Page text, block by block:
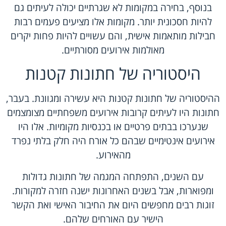
בנוסף, בחירה במקומות לא שגרתיים יכולה לעיתים גם
להיות חסכונית יותר. מקומות אלו מציעים פעמים רבות
חבילות מותאמות אישית, והם עשויים להיות פחות יקרים
מאולמות אירועים מסורתיים.
היסטוריה של חתונות קטנות
ההיסטוריה של חתונות קטנות היא עשירה ומגוונת. בעבר,
חתונות היו לעיתים קרובות אירועים משפחתיים מצומצמים
שנערכו בבתים פרטיים או בכנסיות מקומיות. אלו היו
אירועים אינטימיים שבהם כל אורח היה חלק בלתי נפרד
מהאירוע.
עם השנים, התפתחה המגמה של חתונות גדולות
ומפוארות, אבל בשנים האחרונות ישנה חזרה למקורות.
זוגות רבים מחפשים היום את החיבור האישי ואת הקשר
הישיר עם האורחים שלהם.